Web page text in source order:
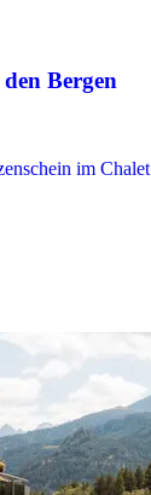
Bergen
im Chalet